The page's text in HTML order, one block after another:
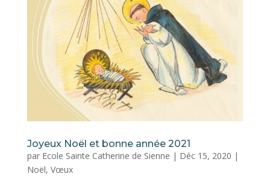
Joyeux Noël et bonne année 2021
par Ecole Sainte Catherine de Sienne | Déc 15, 2020 |
Noël, Vœux